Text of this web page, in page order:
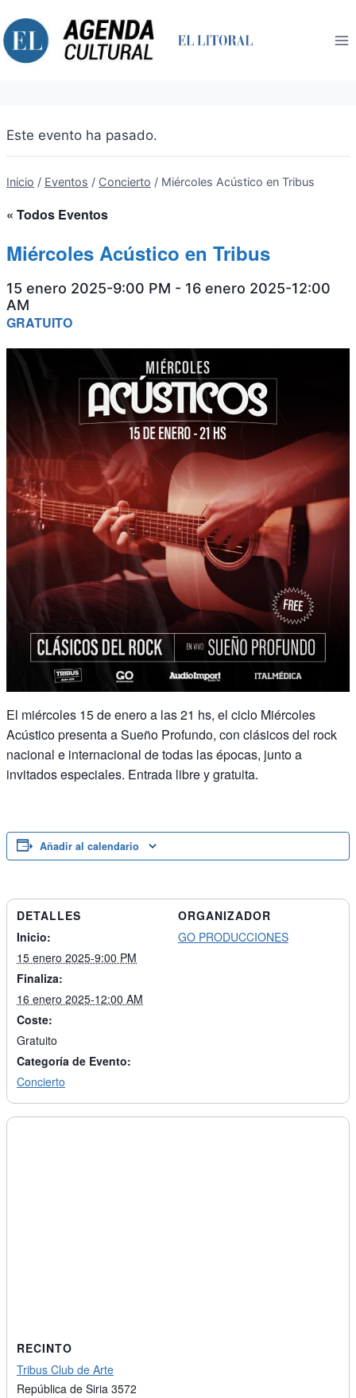
al
contenido
Este evento ha pasado.
Inicio / Eventos / Concierto / Miércoles Acústico en Tribus
« Todos Eventos
Miércoles Acústico en Tribus
15 enero 2025-9:00 PM - 16 enero 2025-12:00
AM
GRATUITO
El miércoles 15 de enero a las 21 hs, el ciclo Miércoles
Acústico presenta a Sueño Profundo, con clásicos del rock
nacional e internacional de todas las épocas, junto a
invitados especiales. Entrada libre y gratuita.
Añadir al calendario
DETALLES
Inicio:
15 enero 2025-9:00 PM
Finaliza:
16 enero 2025-12:00 AM
Coste:
Gratuito
Categoría de Evento:
Concierto
ORGANIZADOR
GO PRODUCCIONES
RECINTO
Tribus Club de Arte
República de Siria 3572